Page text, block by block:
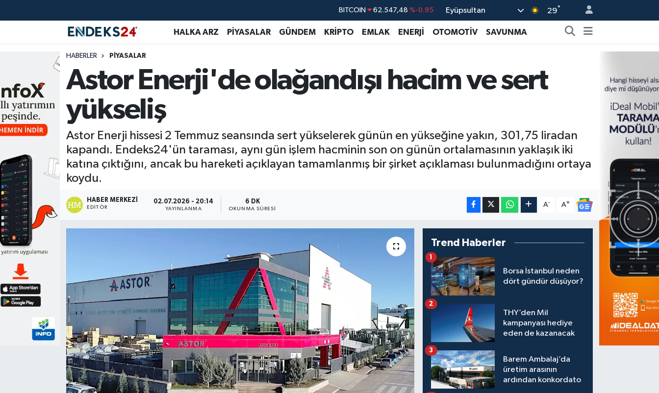
BITCOIN 62.547,48 %-0.95
DOLAR 47,5391 %0.05
GRAM ALTIN 6201.28 %0.42
Eyüpsultan 29°
HALKA ARZ PİYASALAR GÜNDEM KRİPTO EMLAK ENERJİ OTOMOTİV SAVUNMA
HABERLER PİYASALAR
Astor Enerji'de olağandışı hacim ve sert
yükseliş
Astor Enerji hissesi 2 Temmuz seansında sert yükselerek günün en yükseğine yakın, 301,75 liradan
kapandı. Endeks24'ün taraması, aynı gün işlem hacminin son on günün ortalamasının yaklaşık iki
katına çıktığını, ancak bu hareketi açıklayan tamamlanmış bir şirket açıklaması bulunmadığını ortaya
koydu.
HABER MERKEZI
EDITÖR
02.07.2026 - 20:14
YAYINLANMA
6 DK
OKUNMA SÜRESI
A- A+
Trend Haberler
Borsa İstanbul neden
dört gündür düşüyor?
1
THY’den Mil
kampanyası hediye
eden de kazanacak
2
Barem Ambalaj’da
üretim arasının
ardından konkordato
3
GÜNDEM
HALKA ARZ
KRİPTO
OTOMOTİV
PİYASALAR
SAVUNMA
Nöbetçi Eczaneler
Hava Durumu
Trafik Durumu
Süper Lig Puan Durumu ve Fikstür
Tüm Manşetler
Son Dakika Haberleri
Haber Arşivi